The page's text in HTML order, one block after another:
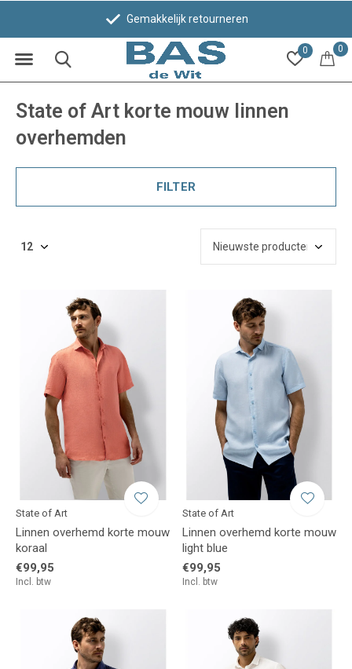
0 0
Gemakkelijk retourneren
State of Art korte mouw linnen
overhemden
FILTER
State of Art
Linnen overhemd korte mouw
koraal
€99,95
Incl. btw
State of Art
Linnen overhemd korte mouw
light blue
€99,95
Incl. btw